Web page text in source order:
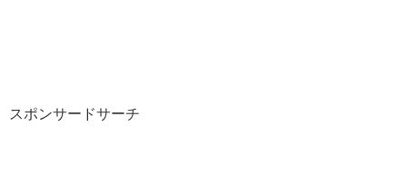
スポンサードサーチ